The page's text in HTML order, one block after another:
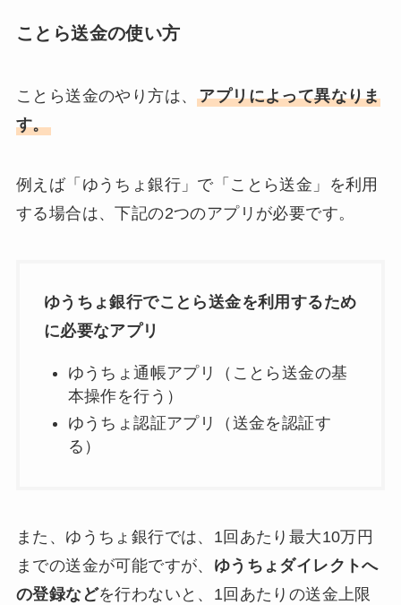
ことら送金の使い方
ことら送金のやり方は、アプリによって異なりま
す。
例えば「ゆうちょ銀行」で「ことら送金」を利用
する場合は、下記の2つのアプリが必要です。
ゆうちょ銀行でことら送金を利用するため
に必要なアプリ
ゆうちょ通帳アプリ（ことら送金の基
本操作を行う）
ゆうちょ認証アプリ（送金を認証す
る）
また、ゆうちょ銀行では、1回あたり最大10万円
までの送金が可能ですが、 ゆうちょダイレクトへ
の登録などを行わないと、1回あたりの送金上限